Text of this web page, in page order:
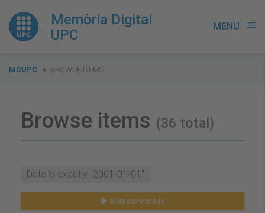
Memòria Digital
UPC
MENU menu
You
MDUPC BROWSE ITEMS
Browse items (36 total)
Date is exactly "2001-01-01"
Slideshow mode